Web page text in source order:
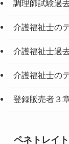
調理師試験過
介護福祉士の
介護福祉士過
介護福祉士の
登録販売者３
ペネトレイ